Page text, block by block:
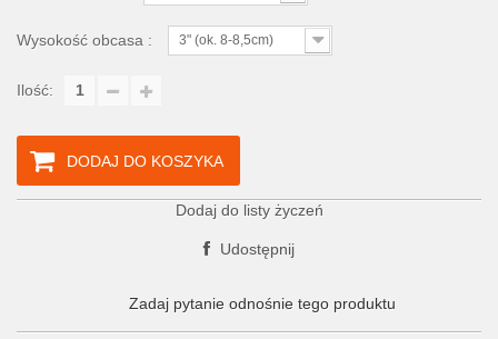
Wysokość obcasa : 3" (ok. 8-8,5cm)
Ilość:
DODAJ DO KOSZYKA
Dodaj do listy życzeń
Udostępnij
Zadaj pytanie odnośnie tego produktu